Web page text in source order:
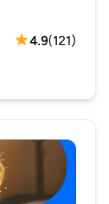
4.9(121)